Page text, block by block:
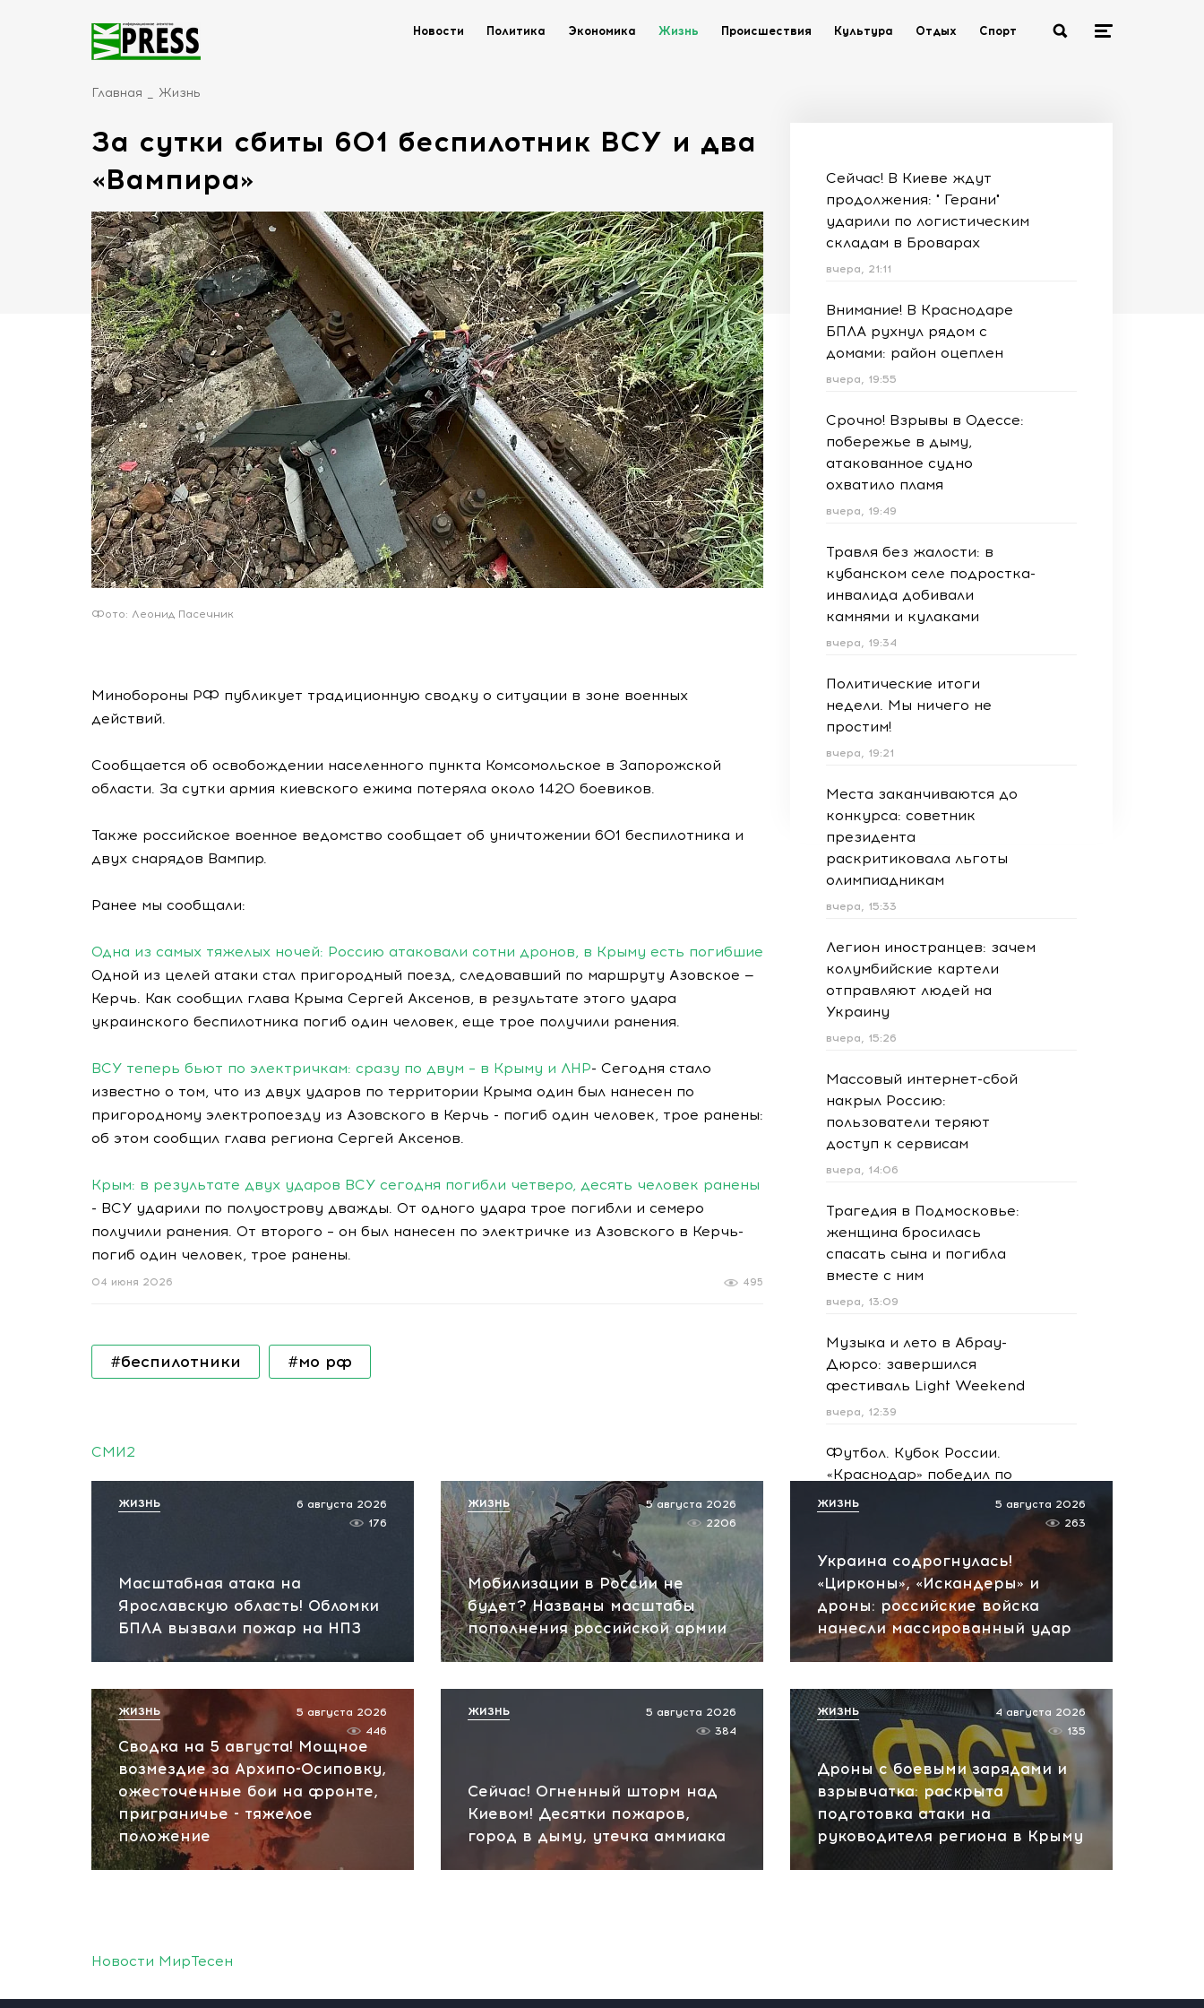
Новости Политика Экономика Жизнь Происшествия Культура Отдых Спорт
Главная Жизнь
За сутки сбиты 601 беспилотник ВСУ и два
«Вампира»
Фото: Леонид Пасечник
Минобороны РФ публикует традиционную сводку о ситуации в зоне военных
действий.
Сообщается об освобождении населенного пункта Комсомольское в Запорожской
области. За сутки армия киевского ежима потеряла около 1420 боевиков.
Также российское военное ведомство сообщает об уничтожении 601 беспилотника и
двух снарядов Вампир.
Ранее мы сообщали:
Одна из самых тяжелых ночей: Россию атаковали сотни дронов, в Крыму есть погибшие
Одной из целей атаки стал пригородный поезд, следовавший по маршруту Азовское —
Керчь. Как сообщил глава Крыма Сергей Аксенов, в результате этого удара
украинского беспилотника погиб один человек, еще трое получили ранения.
ВСУ теперь бьют по электричкам: сразу по двум – в Крыму и ЛНР- Сегодня стало
известно о том, что из двух ударов по территории Крыма один был нанесен по
пригородному электропоезду из Азовского в Керчь - погиб один человек, трое ранены:
об этом сообщил глава региона Сергей Аксенов.
Крым: в результате двух ударов ВСУ сегодня погибли четверо, десять человек ранены
- ВСУ ударили по полуострову дважды. От одного удара трое погибли и семеро
получили ранения. От второго – он был нанесен по электричке из Азовского в Керчь-
погиб один человек, трое ранены.
495
04 июня 2026
#беспилотники #мо рф
Сейчас! В Киеве ждут
продолжения: " Герани"
ударили по логистическим
складам в Броварах
вчера, 21:11
Внимание! В Краснодаре
БПЛА рухнул рядом с
домами: район оцеплен
вчера, 19:55
Срочно! Взрывы в Одессе:
побережье в дыму,
атакованное судно
охватило пламя
вчера, 19:49
Травля без жалости: в
кубанском селе подростка-
инвалида добивали
камнями и кулаками
вчера, 19:34
Политические итоги
недели. Мы ничего не
простим!
вчера, 19:21
Места заканчиваются до
конкурса: советник
президента
раскритиковала льготы
олимпиадникам
вчера, 15:33
Легион иностранцев: зачем
колумбийские картели
отправляют людей на
Украину
вчера, 15:26
Массовый интернет-сбой
накрыл Россию:
пользователи теряют
доступ к сервисам
вчера, 14:06
Трагедия в Подмосковье:
женщина бросилась
спасать сына и погибла
вместе с ним
вчера, 13:09
Музыка и лето в Абрау-
Дюрсо: завершился
фестиваль Light Weekend
вчера, 12:39
Футбол. Кубок России.
«Краснодар» победил по
пенальти «Ахмат»
Масштабная атака на
Ярославскую область!
Обломки БПЛА вызвали
пожар на НПЗ
вчера, 12:18
СМИ2
Масштабная атака на
Ярославскую область! Обломки
БПЛА вызвали пожар на НПЗ
6 августа 2026
176
ЖИЗНЬ
Мобилизации в России не
будет? Названы масштабы
пополнения российской армии
5 августа 2026
2206
ЖИЗНЬ
Украина содрогнулась!
«Цирконы», «Искандеры» и
дроны: российские войска
нанесли массированный удар
5 августа 2026
263
ЖИЗНЬ
Сводка на 5 августа! Мощное
возмездие за Архипо-Осиповку,
ожесточенные бои на фронте,
приграничье - тяжелое
положение
5 августа 2026
446
ЖИЗНЬ
Сейчас! Огненный шторм над
Киевом! Десятки пожаров,
город в дыму, утечка аммиака
5 августа 2026
384
ЖИЗНЬ
Дроны с боевыми зарядами и
взрывчатка: раскрыта
подготовка атаки на
руководителя региона в Крыму
4 августа 2026
135
ЖИЗНЬ
Новости МирТесен